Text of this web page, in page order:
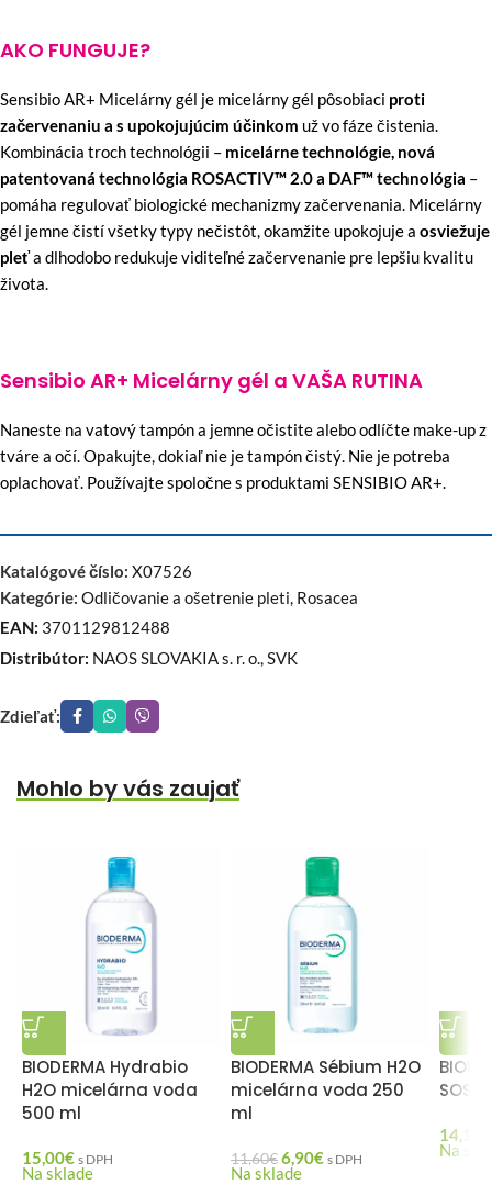
AKO FUNGUJE?
Sensibio AR+ Micelárny gél je micelárny gél pôsobiaci proti
začervenaniu a s upokojujúcim účinkom už vo fáze čistenia.
Kombinácia troch technológii – micelárne technológie, nová
patentovaná technológia ROSACTIV™ 2.0 a DAF™ technológia –
pomáha regulovať biologické mechanizmy začervenania. Micelárny
gél jemne čistí všetky typy nečistôt, okamžite upokojuje a osviežuje
pleťa dlhodobo redukuje viditeľné začervenanie pre lepšiu kvalitu
života.
Sensibio AR+ Micelárny gél a VAŠA RUTINA
Naneste na vatový tampón a jemne očistite alebo odlíčte make-up z
tváre a očí. Opakujte, dokiaľ nie je tampón čistý. Nie je potreba
oplachovať. Používajte spoločne s produktami SENSIBIO AR+.
Katalógové číslo: X07526
Kategórie: Odličovanie a ošetrenie pleti Rosacea
EAN: 3701129812488
Distribútor: NAOS SLOVAKIA s. r. o., SVK
Zdieľať:
Mohlo by vás zaujať
BIODERMA Hydrabio
H2O micelárna voda
500 ml
15,00€ s DPH
Na sklade
BIODERMA Sébium H2O
micelárna voda 250
ml
11,60€6,90€ s DPH
Na sklade
SOS
14,10
Na